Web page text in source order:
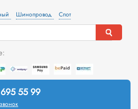
Шинопровод Спот
695 55 99